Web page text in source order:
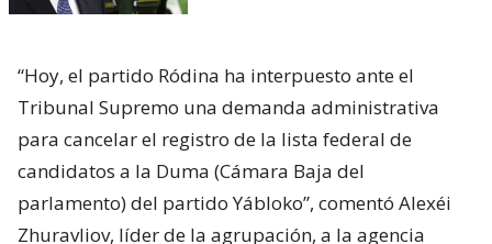
“Hoy, el partido Ródina ha interpuesto ante el
Tribunal Supremo una demanda administrativa
para cancelar el registro de la lista federal de
candidatos a la Duma (Cámara Baja del
parlamento) del partido Yábloko”, comentó Alexéi
Zhuravliov, líder de la agrupación, a la agencia